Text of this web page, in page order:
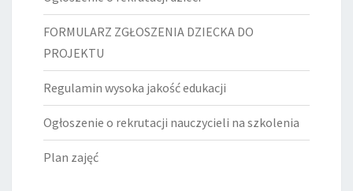
FORMULARZ ZGŁOSZENIA DZIECKA DO
PROJEKTU
Regulamin wysoka jakość edukacji
Ogłoszenie o rekrutacji nauczycieli na szkolenia
Plan zajęć